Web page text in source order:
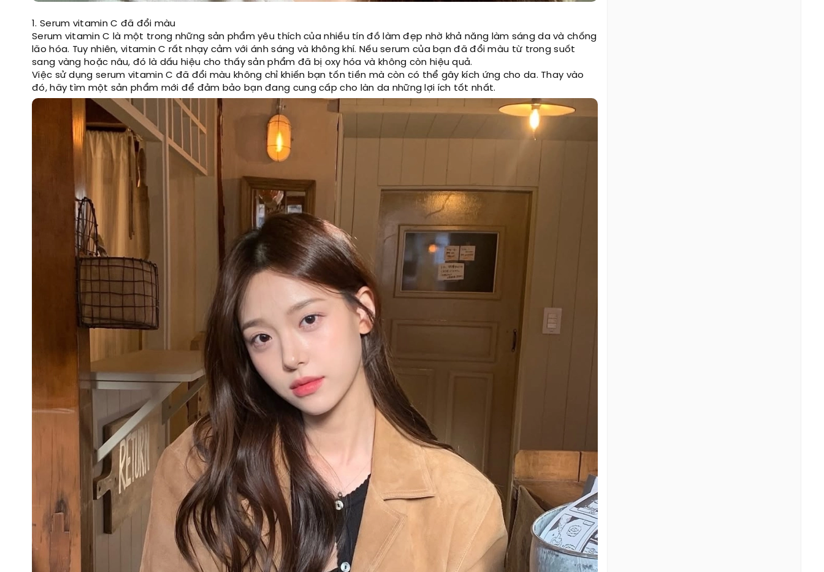
1. Serum vitamin C đã đổi màu
Serum vitamin C là một trong những sản phẩm yêu thích của nhiều tín đồ làm đẹp nhờ khả năng làm sáng da và chống
lão hóa. Tuy nhiên, vitamin C rất nhạy cảm với ánh sáng và không khí. Nếu serum của bạn đã đổi màu từ trong suốt
sang vàng hoặc nâu, đó là dấu hiệu cho thấy sản phẩm đã bị oxy hóa và không còn hiệu quả.
Việc sử dụng serum vitamin C đã đổi màu không chỉ khiến bạn tốn tiền mà còn có thể gây kích ứng cho da. Thay vào
đó, hãy tìm một sản phẩm mới để đảm bảo bạn đang cung cấp cho làn da những lợi ích tốt nhất.